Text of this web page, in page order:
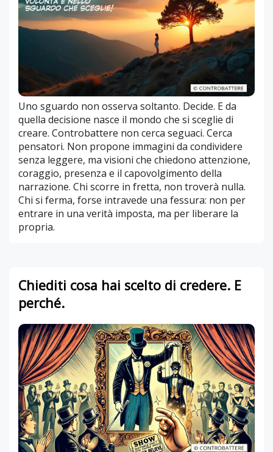
Uno sguardo non osserva soltanto. Decide. E da
quella decisione nasce il mondo che si sceglie di
creare. Controbattere non cerca seguaci. Cerca
pensatori. Non propone immagini da condividere
senza leggere, ma visioni che chiedono attenzione,
coraggio, presenza e il capovolgimento della
narrazione. Chi scorre in fretta, non troverà nulla.
Chi si ferma, forse intravede una fessura: non per
entrare in una verità imposta, ma per liberare la
propria.
Chiediti cosa hai scelto di credere. E
perché.